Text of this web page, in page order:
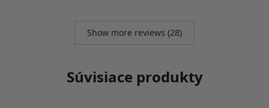
Show more reviews (28)
Súvisiace produkty